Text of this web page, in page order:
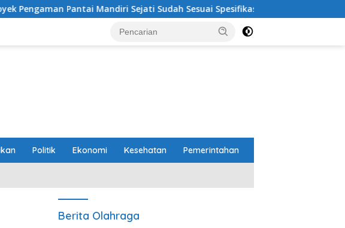
Sesuai Spesifikasi Perbaikan Jalan RA Basyid Segera Dimulai,
Politik Ekonomi Kesehatan Pemerintahan
Berita Olahraga